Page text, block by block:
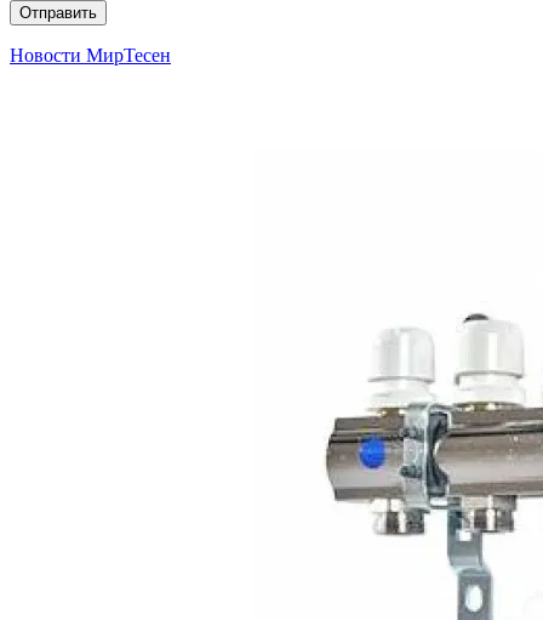
Отправить
Новости МирТесен